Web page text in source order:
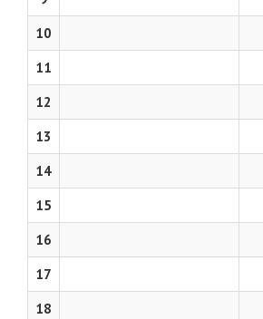
10
11
12
13
14
15
16
17
18